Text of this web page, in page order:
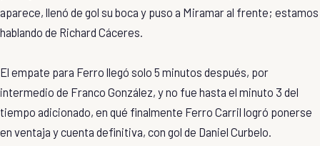
aparece, llenó de gol su boca y puso a Miramar al frente; estamos
hablando de Richard Cáceres.
El empate para Ferro llegó solo 5 minutos después, por
intermedio de Franco González, y no fue hasta el minuto 3 del
tiempo adicionado, en qué finalmente Ferro Carril logró ponerse
en ventaja y cuenta definitiva, con gol de Daniel Curbelo.